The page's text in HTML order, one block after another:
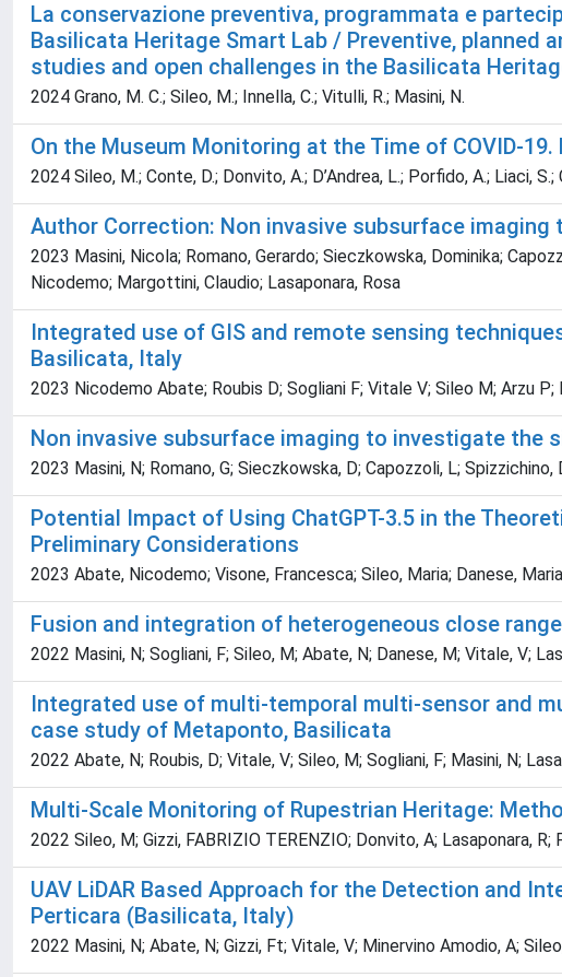
La conservazione preventiva, programmata e
Basilicata Heritage Smart Lab / Preventive,
studies and open challenges in the Basilicata
2024 Grano, M. C.; Sileo, M.; Innella, C.; Vitulli, R.; Masini, N.
On the Museum Monitoring at the Time of COVID-
2024 Sileo, M.; Conte, D.; Donvito, A.; D’Andrea, L.; Porfido, A.; Liaci, S.;
Author Correction: Non invasive subsurface
2023 Masini, Nicola; Romano, Gerardo; Sieczkowska, Dominika;
Nicodemo; Margottini, Claudio; Lasaponara, Rosa
Integrated use of GIS and remote sensing
Basilicata, Italy
2023 Nicodemo Abate; Roubis D; Sogliani F; Vitale V; Sileo M; Arzu P;
Non invasive subsurface imaging to investigate the
2023 Masini, N; Romano, G; Sieczkowska, D; Capozzoli, L;
Potential Impact of Using ChatGPT-3.5 in the
Preliminary Considerations
2023 Abate, Nicodemo; Visone, Francesca; Sileo, Maria; Danese,
Fusion and integration of heterogeneous close
2022 Masini, N; Sogliani, F; Sileo, M; Abate, N; Danese, M; Vitale, V;
Integrated use of multi-temporal multi-sensor and
case study of Metaponto, Basilicata
2022 Abate, N; Roubis, D; Vitale, V; Sileo, M; Sogliani, F; Masini, N;
Multi-Scale Monitoring of Rupestrian Heritage:
2022 Sileo, M; Gizzi, FABRIZIO TERENZIO; Donvito, A; Lasaponara, R;
UAV LiDAR Based Approach for the Detection and
Perticara (Basilicata, Italy)
2022 Masini, N; Abate, N; Gizzi, Ft; Vitale, V; Minervino Amodio, A;